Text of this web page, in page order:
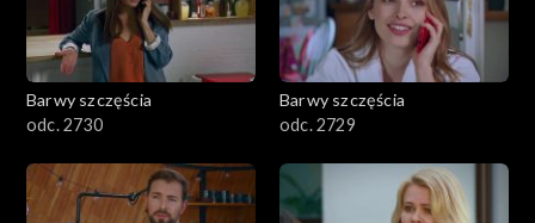
Barwy szczęścia
odc. 2730
Barwy szczęścia
odc. 2729